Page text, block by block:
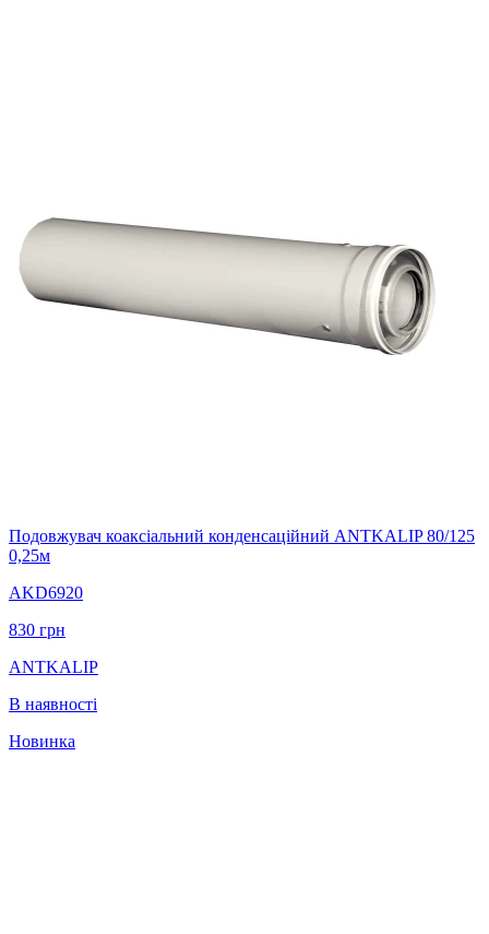
Подовжувач коаксіальний конденсаційний ANTKALIP 80/125
0,25м
AKD6920
830 грн
ANTKALIP
В наявності
Новинка